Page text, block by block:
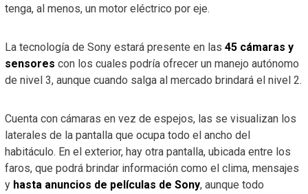
tenga, al menos, un motor eléctrico por eje.
La tecnología de Sony estará presente en las 45 cámaras y
sensores con los cuales podría ofrecer un manejo autónomo
de nivel 3, aunque cuando salga al mercado brindará el nivel 2.
Cuenta con cámaras en vez de espejos, las se visualizan los
laterales de la pantalla que ocupa todo el ancho del
habitáculo. En el exterior, hay otra pantalla, ubicada entre los
faros, que podrá brindar información como el clima, mensajes
y hasta anuncios de películas de Sony, aunque todo